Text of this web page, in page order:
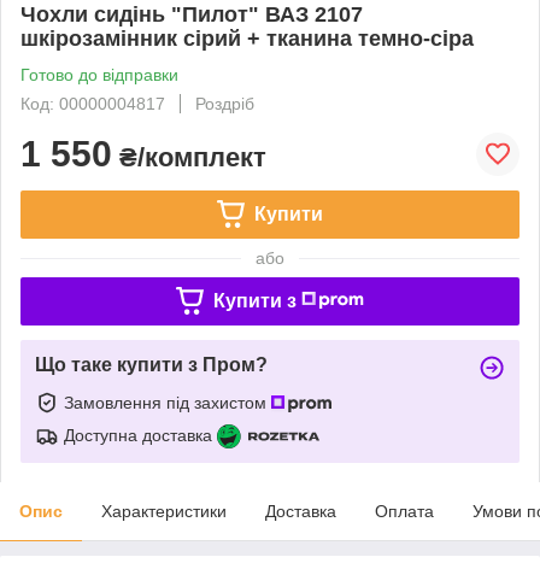
Чохли сидінь "Пилот" ВАЗ 2107
шкірозамінник сірий + тканина темно-сіра
Готово до відправки
Код: 00000004817
Роздріб
1 550 ₴/комплект
Купити
або
Купити з
Що таке купити з Пром?
Замовлення під захистом
Доступна доставка
Опис Характеристики Доставка Оплата Умови